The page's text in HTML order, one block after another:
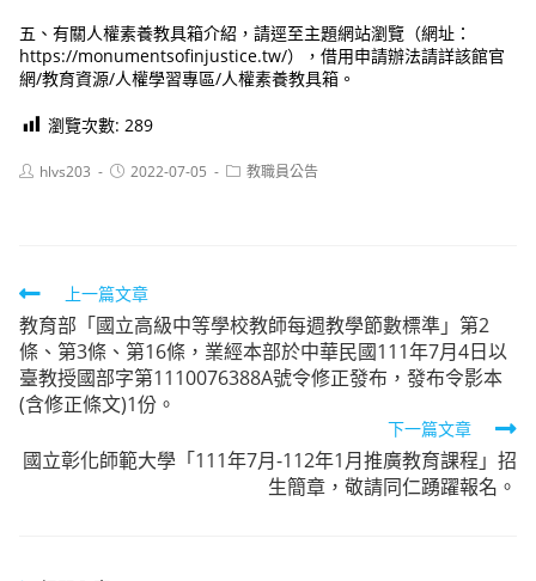
五、有關人權素養教具箱介紹，請逕至主題網站瀏覽（網址：
https://monumentsofinjustice.tw/），借用申請辦法請詳該館官
網/教育資源/人權學習專區/人權素養教具箱。
瀏覽次數: 289
Posthlvs203
Post2022-07-05
Post教職員公告
Read
more
articles
上一篇文章
教育部「國立高級中等學校教師每週教學節數標準」第2
條、第3條、第16條，業經本部於中華民國111年7月4日以
臺教授國部字第1110076388A號令修正發布，發布令影本
(含修正條文)1份。
下一篇文章
國立彰化師範大學「111年7月-112年1月推廣教育課程」招
生簡章，敬請同仁踴躍報名。